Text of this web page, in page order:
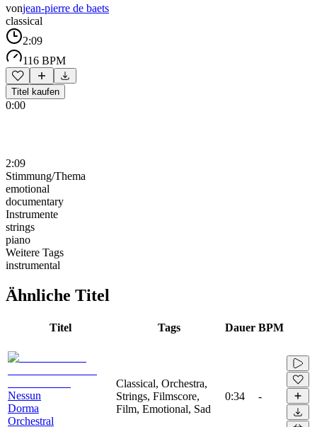
vonjean-pierre de baets
classical
2:09
116 BPM
Titel kaufen
0:00
2:09
Stimmung/Thema
emotional
documentary
Instrumente
strings
piano
Weitere Tags
instrumental
Ähnliche Titel
Titel Tags Dauer BPM
Nessun
Dorma
Orchestral
Classical, Orchestra,
Strings, Filmscore,
Film, Emotional, Sad
0:34 -